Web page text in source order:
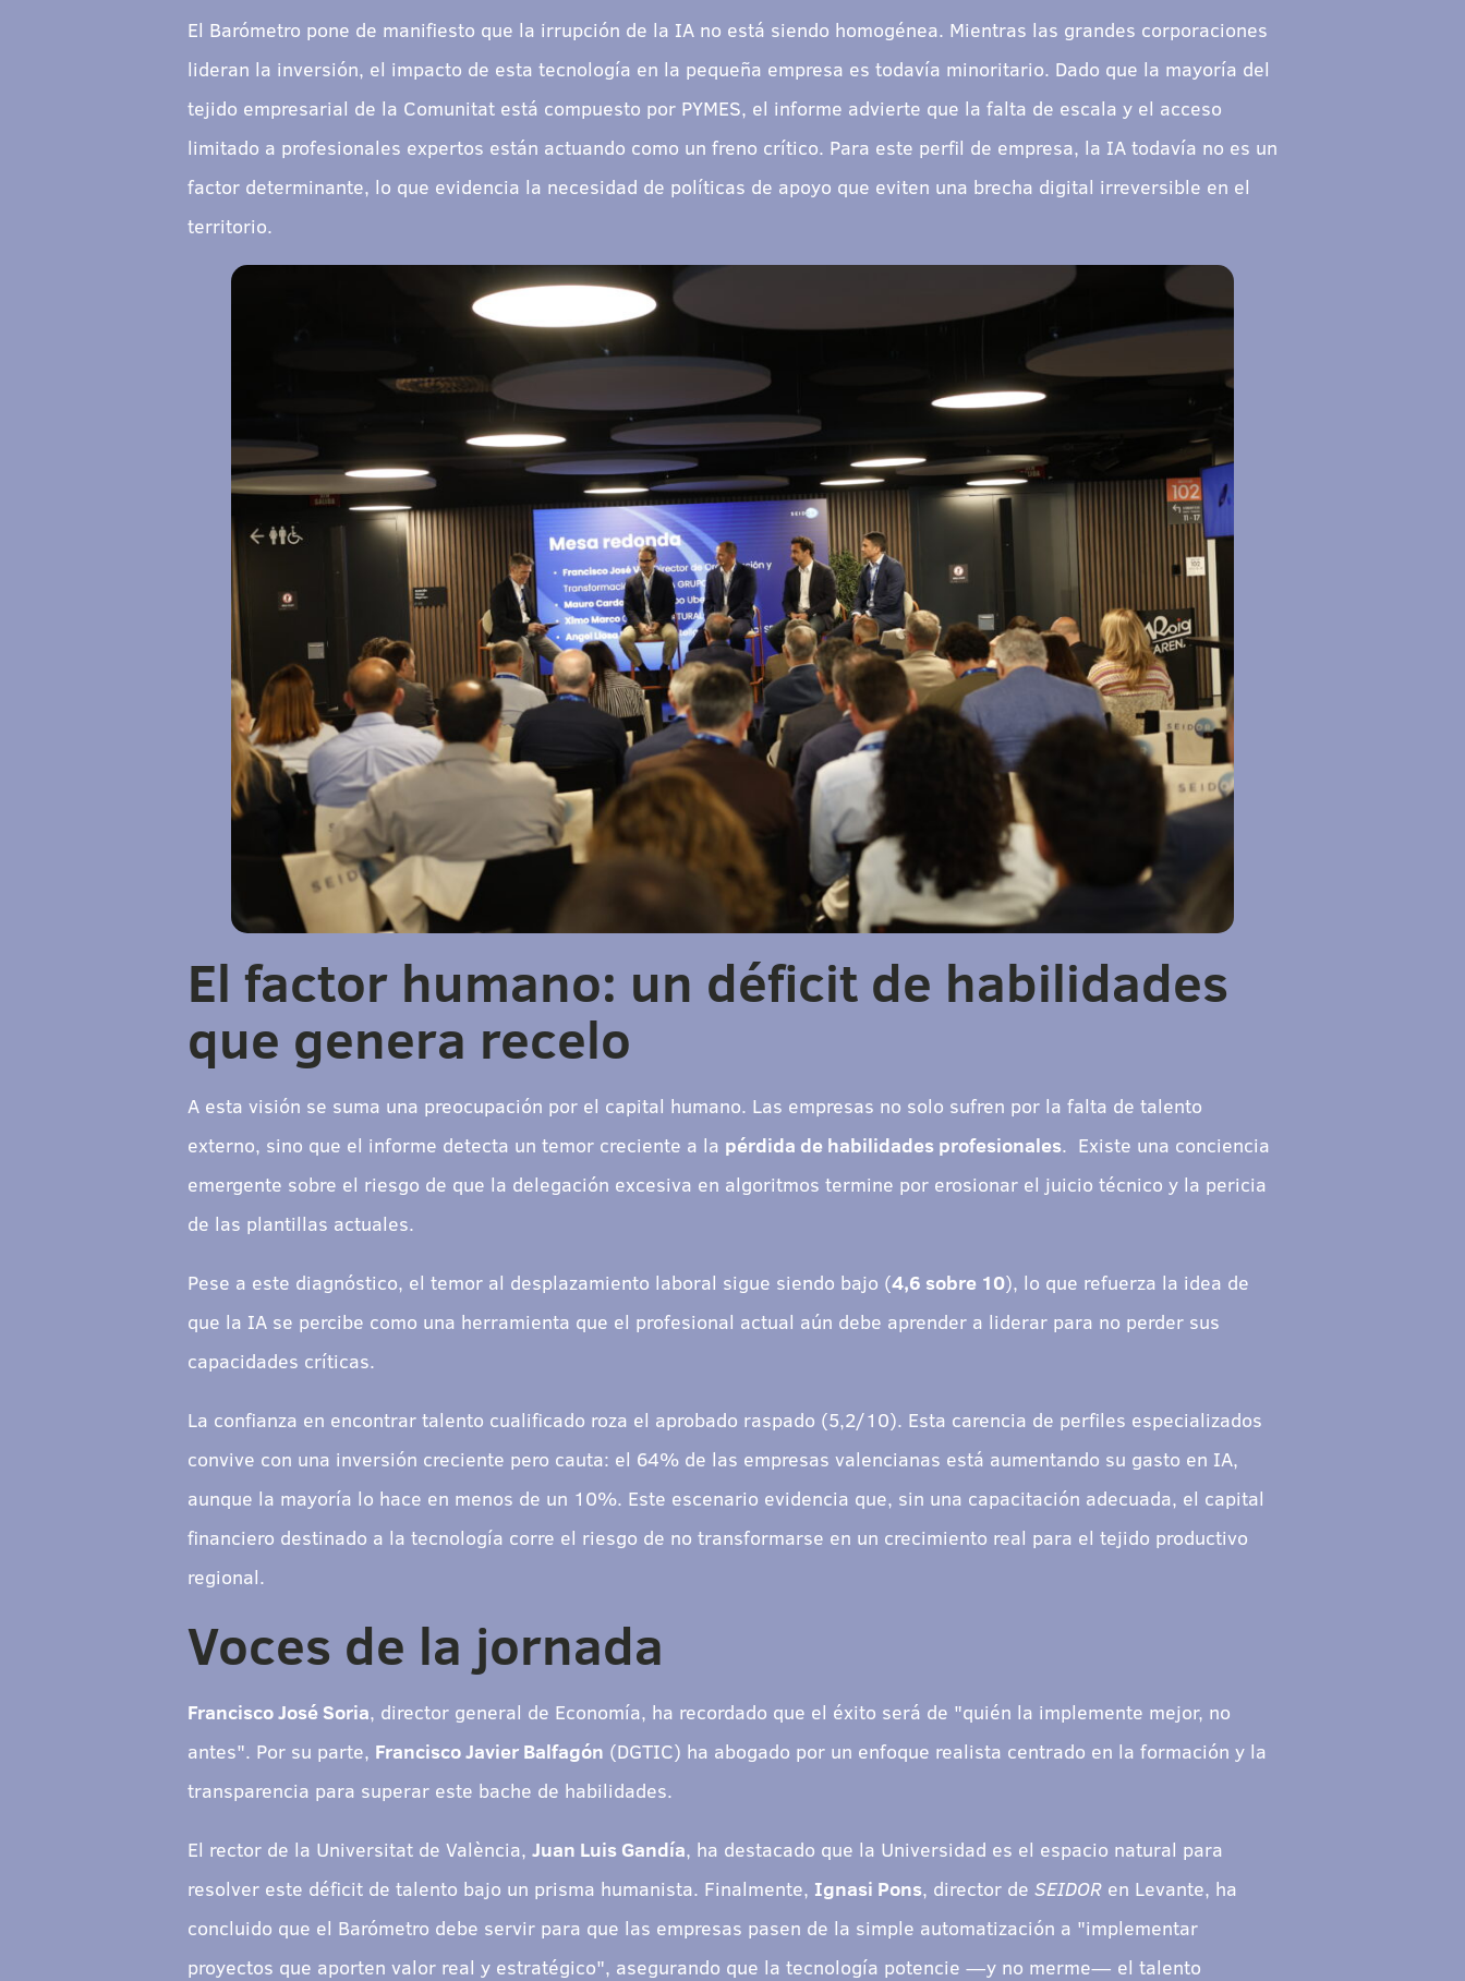
El Barómetro pone de manifiesto que la irrupción de la IA no está siendo homogénea. Mientras las grandes corporaciones
lideran la inversión, el impacto de esta tecnología en la pequeña empresa es todavía minoritario. Dado que la mayoría del
tejido empresarial de la Comunitat está compuesto por PYMES, el informe advierte que la falta de escala y el acceso
limitado a profesionales expertos están actuando como un freno crítico. Para este perfil de empresa, la IA todavía no es un
factor determinante, lo que evidencia la necesidad de políticas de apoyo que eviten una brecha digital irreversible en el
territorio.
El factor humano: un déficit de habilidades
que genera recelo
A esta visión se suma una preocupación por el capital humano. Las empresas no solo sufren por la falta de talento
externo, sino que el informe detecta un temor creciente a la pérdida de habilidades profesionales. Existe una conciencia
emergente sobre el riesgo de que la delegación excesiva en algoritmos termine por erosionar el juicio técnico y la pericia
de las plantillas actuales.
Pese a este diagnóstico, el temor al desplazamiento laboral sigue siendo bajo (4,6 sobre 10), lo que refuerza la idea de
que la IA se percibe como una herramienta que el profesional actual aún debe aprender a liderar para no perder sus
capacidades críticas.
La confianza en encontrar talento cualificado roza el aprobado raspado (5,2/10). Esta carencia de perfiles especializados
convive con una inversión creciente pero cauta: el 64% de las empresas valencianas está aumentando su gasto en IA,
aunque la mayoría lo hace en menos de un 10%. Este escenario evidencia que, sin una capacitación adecuada, el capital
financiero destinado a la tecnología corre el riesgo de no transformarse en un crecimiento real para el tejido productivo
regional.
Voces de la jornada
Francisco José Soria, director general de Economía, ha recordado que el éxito será de "quién la implemente mejor, no
antes". Por su parte, Francisco Javier Balfagón (DGTIC) ha abogado por un enfoque realista centrado en la formación y la
transparencia para superar este bache de habilidades.
El rector de la Universitat de València, Juan Luis Gandía, ha destacado que la Universidad es el espacio natural para
resolver este déficit de talento bajo un prisma humanista. Finalmente, Ignasi Pons, director de SEIDOR en Levante, ha
concluido que el Barómetro debe servir para que las empresas pasen de la simple automatización a "implementar
proyectos que aporten valor real y estratégico", asegurando que la tecnología potencie —y no merme— el talento